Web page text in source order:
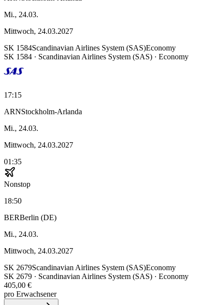
Mi., 24.03.
Mittwoch, 24.03.2027
SK 1584Scandinavian Airlines System (SAS)Economy
SK 1584 · Scandinavian Airlines System (SAS) · Economy
17:15
ARNStockholm-Arlanda
Mi., 24.03.
Mittwoch, 24.03.2027
01:35
Nonstop
18:50
BERBerlin (DE)
Mi., 24.03.
Mittwoch, 24.03.2027
SK 2679Scandinavian Airlines System (SAS)Economy
SK 2679 · Scandinavian Airlines System (SAS) · Economy
405,00 €
pro Erwachsener